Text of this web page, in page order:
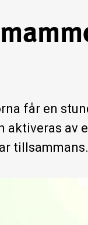
får en
aktiveras av
tillsammans.